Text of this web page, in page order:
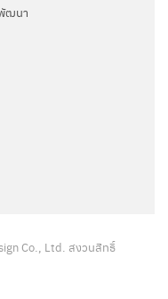
ฒนา
Co., Ltd. สงวนสิทธิ์